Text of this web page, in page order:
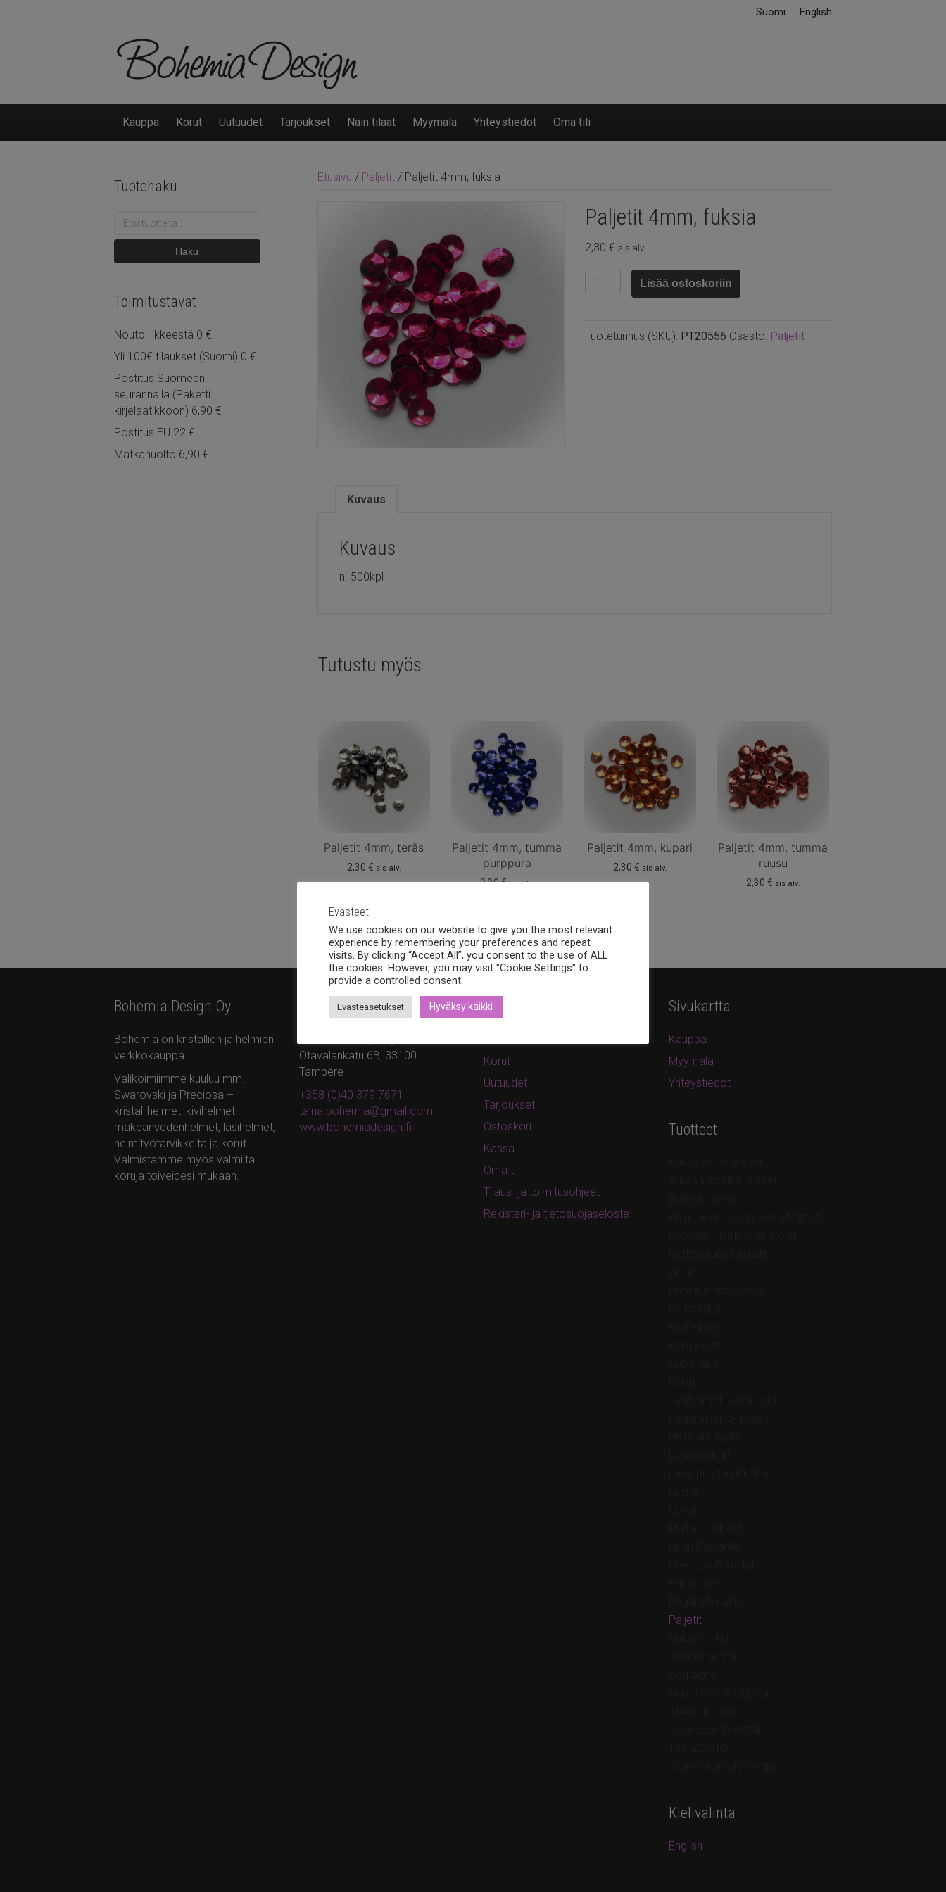
Suomi English
Kauppa Korut Uutuudet Tarjoukset Näin tilaat Myymälä Yhteystiedot Oma tili
Etusivu / Paljetit/ Paljetit 4mm, fuksia
Paljetit 4mm, fuksia
2,30 € sis alv.
Paljetit
4mm,
Lisää ostoskoriin
Tuotetunnus (SKU): PT20556 Osasto: Paljetit
Kuvaus
Kuvaus
n. 500kpl
Tutustu myös
Paljetit 4mm, teräs
2,30 € sis alv.
Paljetit 4mm, tumma
purppura
2,30€ sis alv.
Paljetit 4mm, kupari
2,30 € sis alv.
Paljetit 4mm, tumma
ruusu
2,30 € sis alv.
Tuotehaku
Etsi:
Haku
Toimitustavat
Nouto liikkeestä 0 €
Yli 100€ tilaukset (Suomi) 0 €
Postitus Suomeen
seurannalla (Paketti
kirjelaatikkoon) 6,90 €
Postitus EU 22 €
Matkahuolto 6,90 €
Bohemia Design Oy
Bohemia on kristallien ja helmien
verkkokauppa.
Valikoimiimme kuuluu mm.
Swarovski ja Preciosa –
kristallihelmet, kivihelmet,
makeanvedenhelmet, lasihelmet,
helmityötarvikkeita ja korut.
Valmistamme myös valmiita
koruja toiveidesi mukaan.
Yhteystiedot
Otavalankatu 6B, 33100
Tampere
+358 (0)40 379 7671
taina.bohemia@gmail.com
www.bohemiadesign.fi
Kauppa
Korut
Uutuudet
Tarjoukset
Ostoskori
Kassa
Oma tili
Tilaus- ja toimitusohjeet
Rekisteri- ja tietosuojaseloste
Sivukartta
Kauppa
Myymälä
Yhteystiedot
Tuotteet
Paljetit
Kielivalinta
English
Evästeet
We use cookies on our website to give you the most relevant
experience by remembering your preferences and repeat
visits. By clicking “Accept All”, you consent to the use of ALL
the cookies. However, you may visit "Cookie Settings" to
provide a controlled consent.
Evästeasetukset Hyväksy kaikki